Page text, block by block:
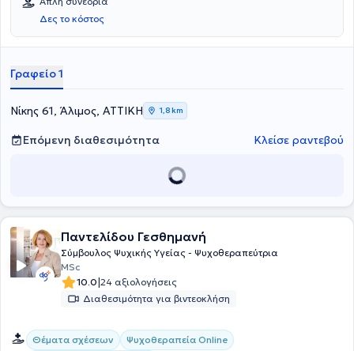
Δες το κόστος
Γραφείο 1
Νίκης 61, Άλιμος, ΑΤΤΙΚΗ 1,8 km
Επόμενη διαθεσιμότητα Κλείσε ραντεβού
Παντελίδου Γεσθημανή
Σύμβουλος Ψυχικής Υγείας - Ψυχοθεραπεύτρια
MSc
10.0|24 αξιολογήσεις
Διαθεσιμότητα για βιντεοκλήση
Θέματα σχέσεων
Ψυχοθεραπεία Online